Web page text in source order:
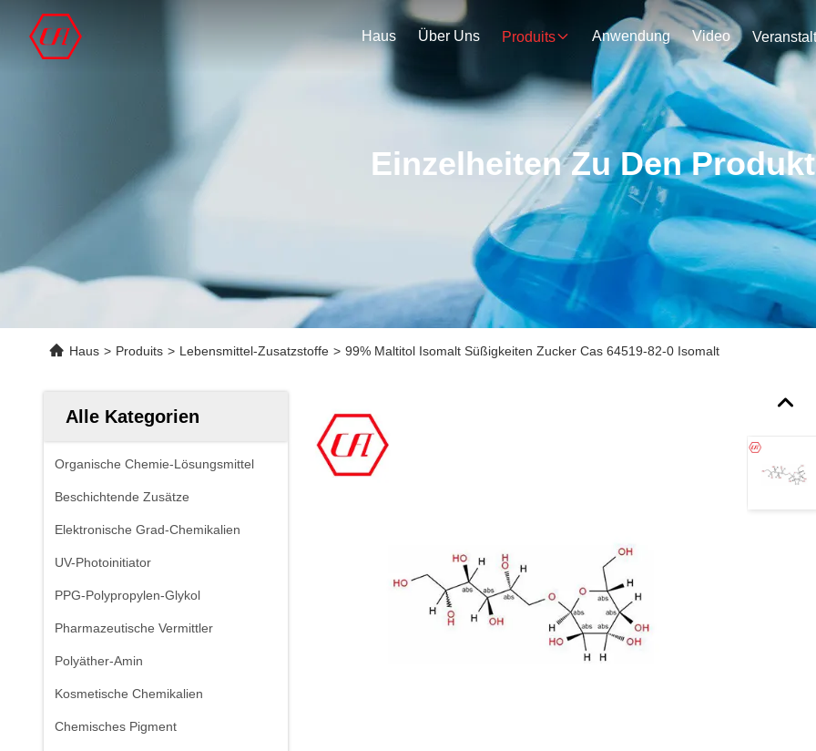
Haus Über Uns Produits Anwendung Video
Einzelheiten Zu Den
Haus > Produits > Lebensmittel-Zusatzstoffe > 99% Maltitol Isomalt Süßigkeiten Zucker Cas 64519-82-0 Isomalt
Alle Kategorien
Organische Chemie-Lösungsmittel
Beschichtende Zusätze
Elektronische Grad-Chemikalien
UV-Photoinitiator
PPG-Polypropylen-Glykol
Pharmazeutische Vermittler
Polyäther-Amin
Kosmetische Chemikalien
Chemisches Pigment